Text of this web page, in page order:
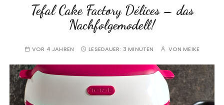
Tefal Cake Factory Délices – das
Nachfolgemodell!
VOR 4 JAHREN LESEDAUER: 3 MINUTEN VONMEIKE